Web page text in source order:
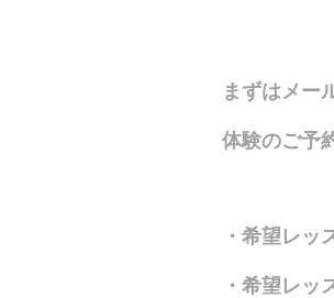
まずはメー
体験のご予
・希望レッ
・希望レッ